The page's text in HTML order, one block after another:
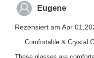
Eugene
Rezensiert am Apr
Comfortable & Crystal